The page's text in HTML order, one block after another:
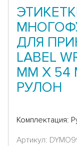
ДЛЯ
LABEL
ММ Х 54
РУЛОН
Комплектация:
Артикул: